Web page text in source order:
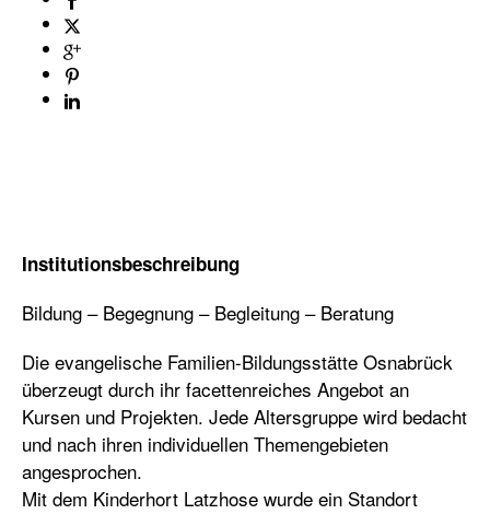
Institutionsbeschreibung
Bildung – Begegnung – Begleitung – Beratung
Die evangelische Familien-Bildungsstätte Osnabrück
überzeugt durch ihr facettenreiches Angebot an
Kursen und Projekten. Jede Altersgruppe wird bedacht
und nach ihren individuellen Themengebieten
angesprochen.
Mit dem Kinderhort Latzhose wurde ein Standort